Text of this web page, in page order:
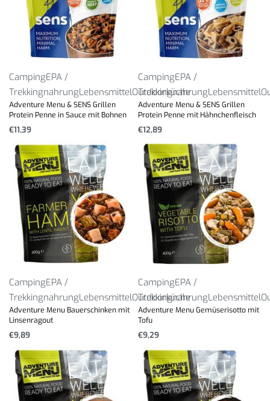
CampingEPA /
TrekkingnahrungLebensmittelOutdoorküche
Adventure Menu & SENS Grillen
Protein Penne in Sauce mit Bohnen
€11,39
CampingEPA /
TrekkingnahrungLebensmittel
Adventure Menu & SENS Grillen
Protein Penne mit Hähnchenfleisch
€12,89
CampingEPA /
TrekkingnahrungLebensmittelOutdoorküche
Adventure Menu Bauerschinken mit
Linsenragout
€9,89
CampingEPA /
TrekkingnahrungLebensmittel
Adventure Menu Gemüserisotto mit
Tofu
€9,29